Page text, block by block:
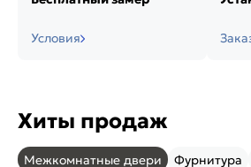
Условия
Хиты продаж
Межкомнатные двери Фурнитура